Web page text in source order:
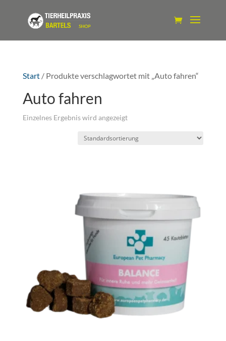
Start/ Produkte verschlagwortet mit „Auto fahren“
Auto fahren
Einzelnes Ergebnis wird angezeigt